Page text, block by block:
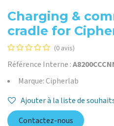
Charging &
cradle for
(0 avis)
Référence Interne :
Marque: Cipherlab
Ajouter à la liste de
Contactez-nous